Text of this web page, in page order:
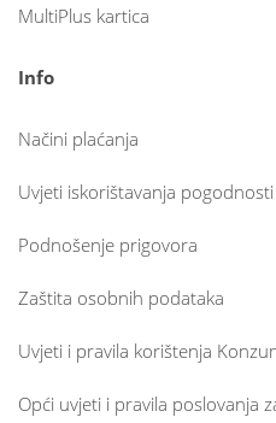
MultiPlus kartica
Info
Načini plaćanja
Uvjeti iskorištavanja pogodnosti
Podnošenje prigovora
Zaštita osobnih podataka
Uvjeti i pravila korištenja
Opći uvjeti i pravila poslovanja